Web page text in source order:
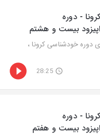
- دوره
بیست و هشتم
خودشناسی کرونا ،
28:25
- دوره
بیست و هفتم